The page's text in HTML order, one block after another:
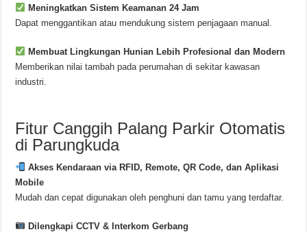
Meningkatkan Sistem Keamanan 24 Jam
Dapat menggantikan atau mendukung sistem penjagaan manual.
Membuat Lingkungan Hunian Lebih Profesional dan Modern
Memberikan nilai tambah pada perumahan di sekitar kawasan
industri.
Fitur Canggih Palang Parkir Otomatis
di Parungkuda
Akses Kendaraan via RFID, Remote, QR Code, dan Aplikasi
Mobile
Mudah dan cepat digunakan oleh penghuni dan tamu yang terdaftar.
Dilengkapi CCTV & Interkom Gerbang